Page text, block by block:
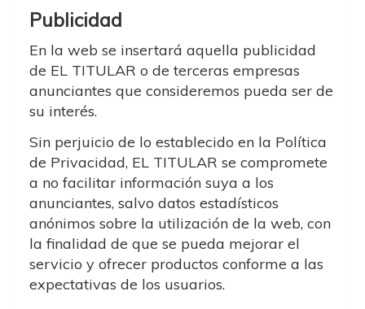
Publicidad
En la web se insertará aquella publicidad
de EL TITULAR o de terceras empresas
anunciantes que consideremos pueda ser de
su interés.
Sin perjuicio de lo establecido en la Política
de Privacidad, EL TITULAR se compromete
a no facilitar información suya a los
anunciantes, salvo datos estadísticos
anónimos sobre la utilización de la web, con
la finalidad de que se pueda mejorar el
servicio y ofrecer productos conforme a las
expectativas de los usuarios.